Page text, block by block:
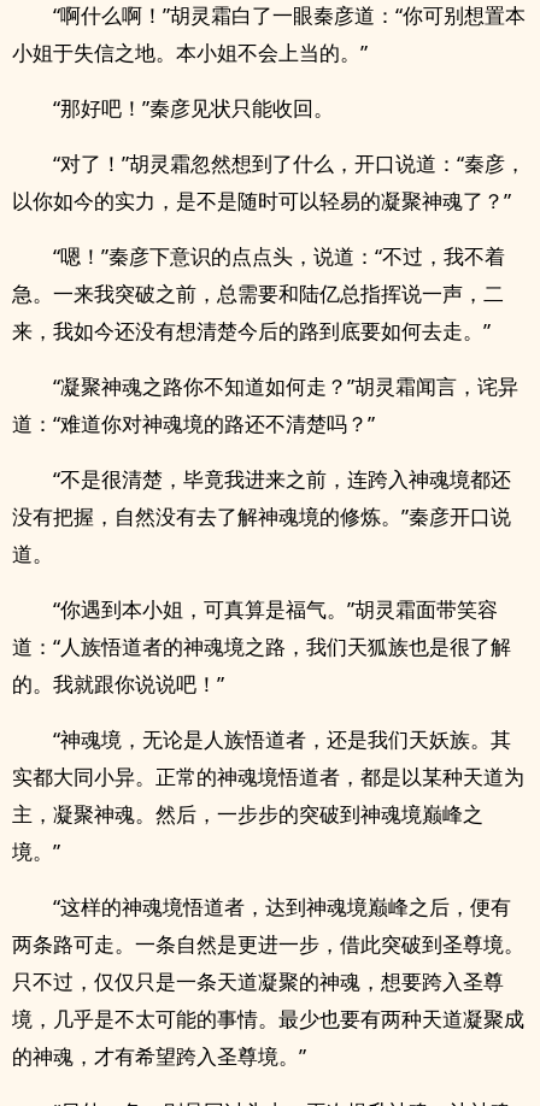
“啊什么啊！”胡灵霜白了一眼秦彦道：“你可别想置本
小姐于失信之地。本小姐不会上当的。”
“那好吧！”秦彦见状只能收回。
“对了！”胡灵霜忽然想到了什么，开口说道：“秦彦，
以你如今的实力，是不是随时可以轻易的凝聚神魂了？”
“嗯！”秦彦下意识的点点头，说道：“不过，我不着
急。一来我突破之前，总需要和陆亿总指挥说一声，二
来，我如今还没有想清楚今后的路到底要如何去走。”
“凝聚神魂之路你不知道如何走？”胡灵霜闻言，诧异
道：“难道你对神魂境的路还不清楚吗？”
“不是很清楚，毕竟我进来之前，连跨入神魂境都还
没有把握，自然没有去了解神魂境的修炼。”秦彦开口说
道。
“你遇到本小姐，可真算是福气。”胡灵霜面带笑容
道：“人族悟道者的神魂境之路，我们天狐族也是很了解
的。我就跟你说说吧！”
“神魂境，无论是人族悟道者，还是我们天妖族。其
实都大同小异。正常的神魂境悟道者，都是以某种天道为
主，凝聚神魂。然后，一步步的突破到神魂境巅峰之
境。”
“这样的神魂境悟道者，达到神魂境巅峰之后，便有
两条路可走。一条自然是更进一步，借此突破到圣尊境。
只不过，仅仅只是一条天道凝聚的神魂，想要跨入圣尊
境，几乎是不太可能的事情。最少也要有两种天道凝聚成
的神魂，才有希望跨入圣尊境。”